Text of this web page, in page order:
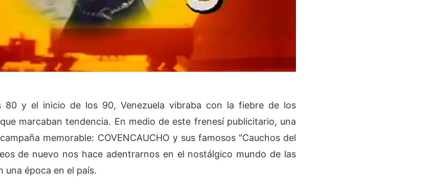
80 y el inicio de los 90, Venezuela vibraba con la fiebre de los
marcaban tendencia. En medio de este frenesí publicitario, una
memorable: COVENCAUCHO y sus famosos "Cauchos del
de nuevo nos hace adentrarnos en el nostálgico mundo de las
una época en el país.